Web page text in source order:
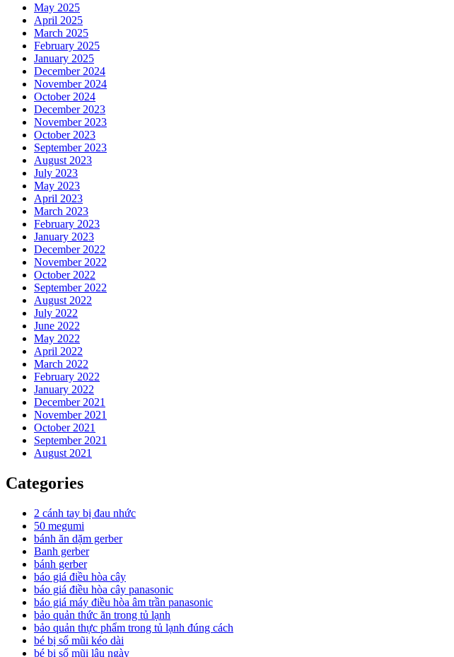
May 2025
April 2025
March 2025
February 2025
January 2025
December 2024
November 2024
October 2024
December 2023
November 2023
October 2023
September 2023
August 2023
July 2023
May 2023
April 2023
March 2023
February 2023
January 2023
December 2022
November 2022
October 2022
September 2022
August 2022
July 2022
June 2022
May 2022
April 2022
March 2022
February 2022
January 2022
December 2021
November 2021
October 2021
September 2021
August 2021
Categories
2 cánh tay bị đau nhức
50 megumi
bánh ăn dặm gerber
Banh gerber
bánh gerber
báo giá điều hòa cây
báo giá điều hòa cây panasonic
báo giá máy điều hòa âm trần panasonic
bảo quản thức ăn trong tủ lạnh
bảo quản thực phẩm trong tủ lạnh đúng cách
bé bị sổ mũi kéo dài
bé bị sổ mũi lâu ngày